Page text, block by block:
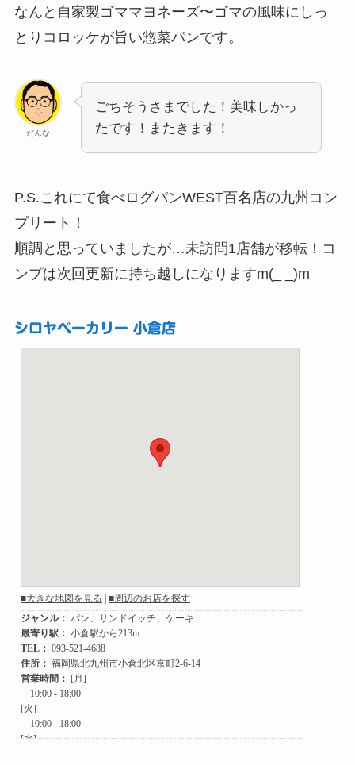
なんと自家製ゴママヨネーズ〜ゴマの風味にしっ
とりコロッケが旨い惣菜パンです。
だんな
ごちそうさまでした！美味しかっ
たです！またきます！
P.S.これにて食べログパンWEST百名店の九州コン
プリート！
順調と思っていましたが…未訪問1店舗が移転！コ
ンプは次回更新に持ち越しになりますm(_ _)m
シロヤベーカリー 小倉店